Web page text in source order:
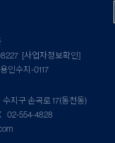
[사업자정보확인]
인수지-0117
지구 손곡로 17(동천동)
02-554-4828